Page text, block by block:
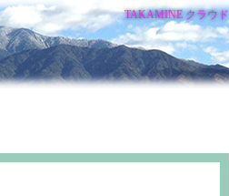
TAKAMINE クラウド